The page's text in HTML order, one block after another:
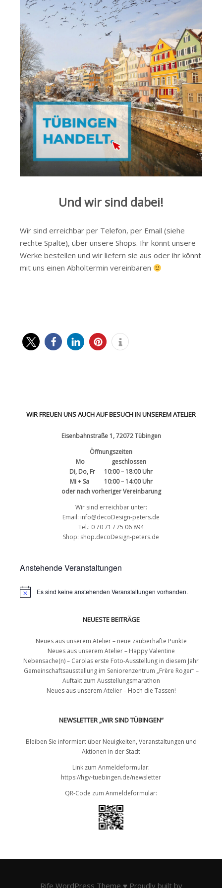
Und wir sind dabei!
Wir sind erreichbar per Telefon, per Email (siehe
rechte Spalte), über unsere Shops. Ihr könnt unsere
Werke bestellen und wir liefern sie aus oder ihr könnt
mit uns einen Abholtermin vereinbaren
WIR FREUEN UNS AUCH AUF BESUCH IN UNSEREM ATELIER
Eisenbahnstraße 1, 72072 Tübingen
Öffnungszeiten
Mo geschlossen
Di, Do, Fr 10:00 – 18:00 Uhr
Mi + Sa 10:00 – 14:00 Uhr
oder nach vorheriger Vereinbarung
Wir sind erreichbar unter:
Email: info@decoDesign-peters.de
Tel.: 0 70 71 / 75 06 894
Shop: shop.decoDesign-peters.de
Anstehende Veranstaltungen
Es sind keine anstehenden Veranstaltungen vorhanden.
NEUESTE BEITRÄGE
Neues aus unserem Atelier – neue zauberhafte Punkte
Neues aus unserem Atelier – Happy Valentine
Nebensache(n) – Carolas erste Foto-Ausstellung in diesem Jahr
Gemeinschaftsausstellung im Seniorenzentrum „Frère Roger“ –
Auftakt zum Ausstellungsmarathon
Neues aus unserem Atelier – Hoch die Tassen!
NEWSLETTER „WIR SIND TÜBINGEN“
Bleiben Sie informiert über Neuigkeiten, Veranstaltungen und
Aktionen in der Stadt
Link zum Anmeldeformular:
https://hgv-tuebingen.de/newsletter
QR-Code zum Anmeldeformular:
Rife WordPress Theme ♥ Proudly built by